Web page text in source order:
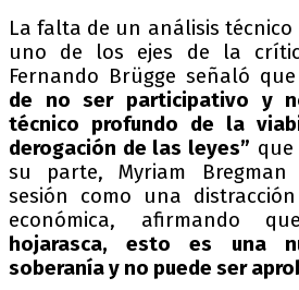
La falta de un análisis
uno de los ejes de la
Fernando Brügge señaló
de no ser participativo y
técnico profundo de la
derogación de las leyes” que
su parte, Myriam Bregman
sesión como una
económica, afirmando
hojarasca, esto es una
soberanía y no puede ser